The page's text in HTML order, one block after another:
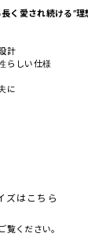
く愛され続ける”
計
らしい仕様
に
ズはこちら
覧ください。